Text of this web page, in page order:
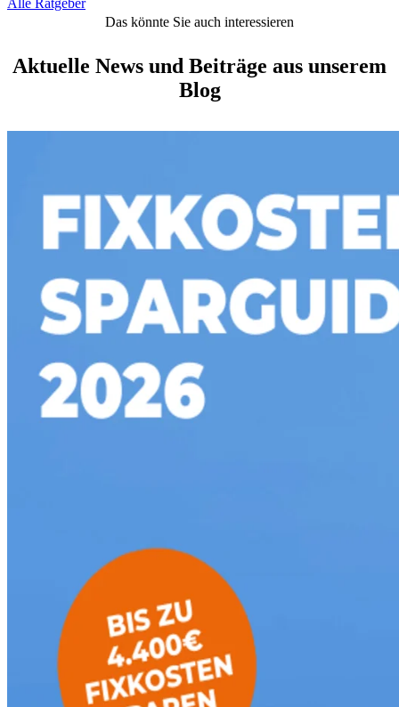
Alle Ratgeber
Das könnte Sie auch interessieren
Aktuelle News und Beiträge aus unserem
Blog